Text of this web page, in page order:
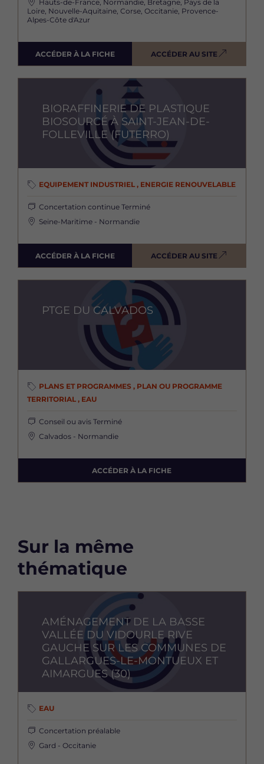
Hauts-de-France, Normandie, Bretagne, Pays de la
Loire, Nouvelle-Aquitaine, Corse, Occitanie, Provence-
Alpes-Côte d'Azur
ACCÉDER À LA FICHE ACCÉDER AU SITE
BIORAFFINERIE DE PLASTIQUE
BIOSOURCÉ À SAINT-JEAN-DE-
FOLLEVILLE (FUTERRO)
EQUIPEMENT INDUSTRIEL , ENERGIE RENOUVELABLE
Concertation continue Terminé
Seine-Maritime - Normandie
ACCÉDER À LA FICHE ACCÉDER AU SITE
PTGE DU CALVADOS
PLANS ET PROGRAMMES , PLAN OU PROGRAMME
TERRITORIAL , EAU
Conseil ou avis Terminé
Calvados - Normandie
ACCÉDER À LA FICHE
Sur la même
thématique
AMÉNAGEMENT DE LA BASSE
VALLÉE DU VIDOURLE RIVE
GAUCHE SUR LES COMMUNES DE
GALLARGUES-LE-MONTUEUX ET
AIMARGUES (30)
EAU
Concertation préalable
Gard - Occitanie